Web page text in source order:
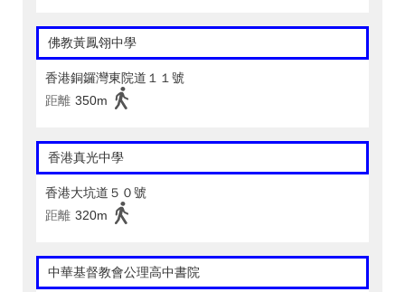
佛教黃鳳翎中學
香港銅鑼灣東院道１１號
距離 350m
香港真光中學
香港大坑道５０號
距離 320m
中華基督教會公理高中書院